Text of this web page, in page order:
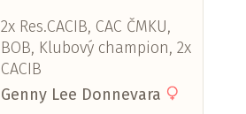
2x Res.CACIB, CAC ČMKU,
BOB, Klubový champion, 2x
CACIB
Genny Lee Donnevara